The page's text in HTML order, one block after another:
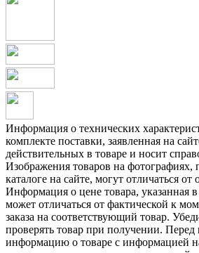
Информация о технических
комплекте поставки, заявленная на
действительных в товаре и носит
Изображения товаров на фотографиях,
каталоге на сайте, могут отличаться от
Информация о цене товара, указанная в
может отличаться от фактической к
заказа на соответствующий товар.
проверять товар при получении. Перед
информацию о товаре с информацией